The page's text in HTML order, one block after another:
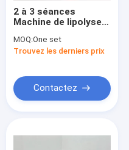
2 à 3 séances
Machine de lipolyse
MOQ:One set
Trouvez les derniers prix
Contactez